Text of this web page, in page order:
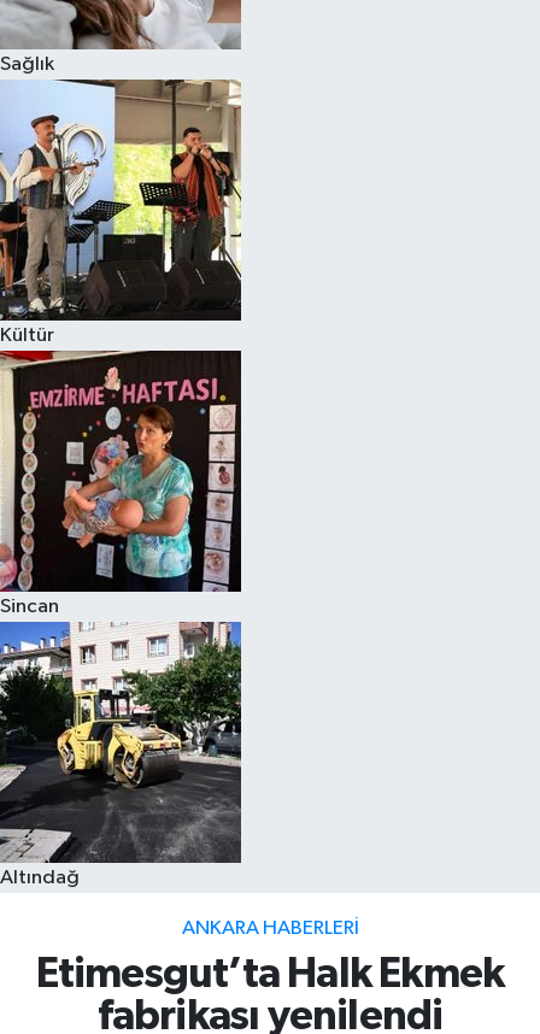
Sağlık
Kültür
Sincan
Altındağ
ANKARA HABERLERI
Etimesgut’ta Halk Ekmek
fabrikası yenilendi